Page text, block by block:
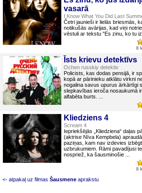
vasarā
I Know What You Did Last
Četri jaunieši ir lielās briesmās,
notikušās avārijas, kad viņi
vēstuli ar tekstu "Es zinu, ko tu
8
Īsts krievu detektīvs
Ochen russkiy detektiv
Policists, kas dodas pensijā, ir
kopā ar pārinieku atklātu virkni
nogalina savus upurus ārkārtīgi
slepkavības ieroča nosaukumā
alfabēta burts. ...
Kliedziens 4
Scream 4
Iepriekšējās „Kliedziena“ daļas
(aktrise Nīva Kempbela)
paziņas, kam nav izdevies
uzbrukumiem. Rāmi pavadījusi
nospriež, ka šausminošie ...
8
<- atpakaļ uz filmas Šausmene aprakstu